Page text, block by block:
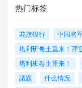
热门标签
花旗银行 中国将
塔利班卷土重来！拜
塔利班卷土重来！
議題
什么情况